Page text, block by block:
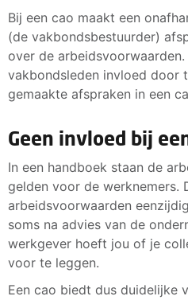
Bij een cao maakt een
(de vakbondsbestuurder)
over de arbeidsvoorwaarden.
vakbondsleden invloed door
gemaakte afspraken in een
Geen invloed bij
In een handboek staan de
gelden voor de werknemers.
arbeidsvoorwaarden
soms na advies van de
werkgever hoeft jou of je
voor te leggen.
Een cao biedt dus duidelijke